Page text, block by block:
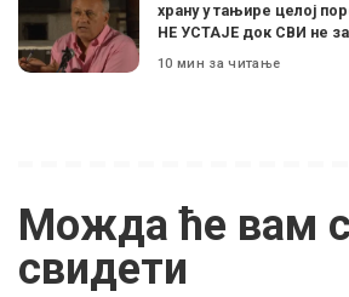
храну у тањире целој
НЕ УСТАЈЕ док СВИ не
10 мин за читање
Можда ће вам
свидети